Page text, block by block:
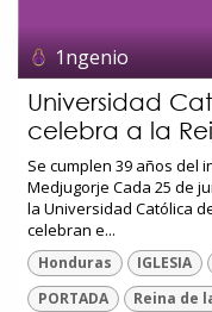
1ngenio
Universidad
celebra a la
Se cumplen 39 años del
Medjugorje Cada 25 de
la Universidad Católica
celebran e...
Honduras IGLESIA
PORTADA
Reina de